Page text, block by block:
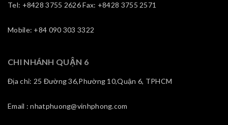
Tel: +8428 3755 2626 Fax: +8428 3755 2571
Mobile: +84 090 303 3322
CHI NHÁNH QUẬN 6
Địa chỉ: 25 Đường 36,Phường 10,Quận 6, TPHCM
Email : nhatphuong@vinhphong.com